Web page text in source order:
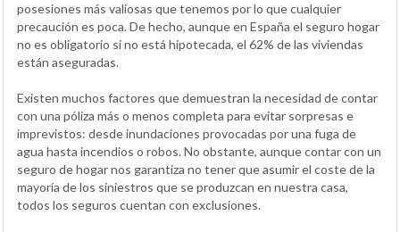
posesiones más valiosas que tenemos por lo que cualquier
precaución es poca. De hecho, aunque en España el seguro hogar
no es obligatorio si no está hipotecada, el 62% de las viviendas
están aseguradas.
Existen muchos factores que demuestran la necesidad de contar
con una póliza más o menos completa para evitar sorpresas e
imprevistos: desde inundaciones provocadas por una fuga de
agua hasta incendios o robos. No obstante, aunque contar con un
seguro de hogar nos garantiza no tener que asumir el coste de la
mayoría de los siniestros que se produzcan en nuestra casa,
todos los seguros cuentan con exclusiones.